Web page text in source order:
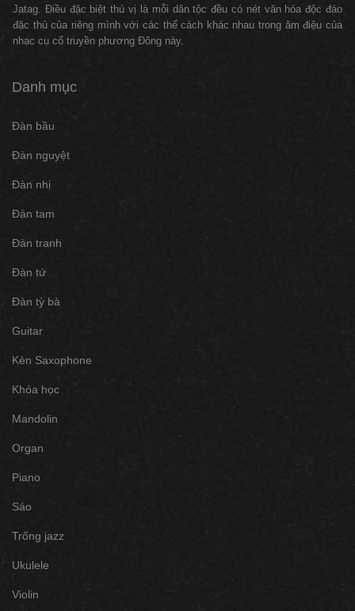
Jatag. Điều đặc biệt thú vị là mỗi dân tộc đều có nét văn hóa độc đáo
đặc thù của riêng mình với các thể cách khác nhau trong âm điệu của
nhạc cụ cổ truyền phương Đông này.
Danh mục
Đàn bầu
Đàn nguyệt
Đàn nhị
Đàn tam
Đàn tranh
Đàn tứ
Đàn tỳ bà
Guitar
Kèn Saxophone
Khóa học
Mandolin
Organ
Piano
Sáo
Trống jazz
Ukulele
Violin